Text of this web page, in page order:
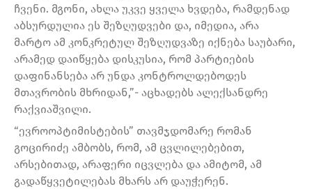
ჩვენი. მგონი, ახლა უკვე ყველა ხვდება, რამდენად
აბსურდულია ეს შეზღუდვები და, იმედია, არა
მარტო ამ კონკრეტულ შეზღუდვაზე იქნება საუბარი,
არამედ დაიწყება დისკუსია, რომ პარტიების
დაფინანსება არ უნდა კონტროლდებოდეს
მთავრობის მხრიდან,”- აცხადებს ალექსანდრე
რაქვიაშვილი.
“ევროოპტიმისტების” თავმჯდომარე რომან
გოცირიძე ამბობს, რომ, ამ ცვლილებებით,
არსებითად, არაფერი იცვლება და ამიტომ, ამ
გადაწყვეტილებას მხარს არ დაუჭერენ.